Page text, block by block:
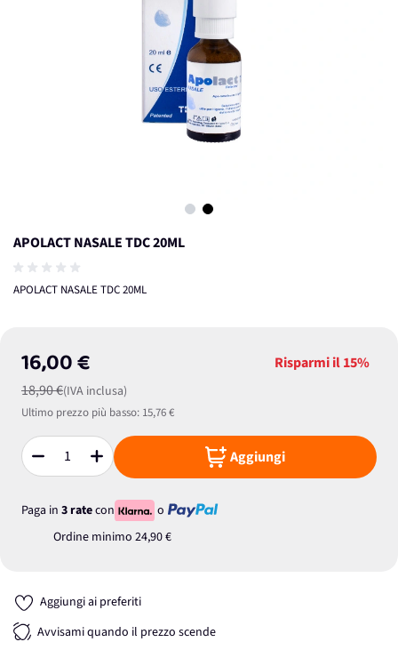
View larger image
View larger image
APOLACT NASALE TDC 20ML
APOLACT NASALE TDC 20ML
16,00 €
18,90 €(IVA inclusa)
Risparmi il15%
Ultimo prezzo più basso: 15,76 €
Quantità Aggiungi
Paga in 3 ratecon
o
Ordine minimo 24,90 €
Aggiungi ai preferiti
Avvisami quando il prezzo scende